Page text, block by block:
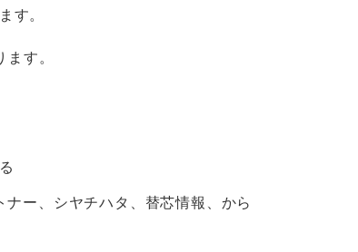
す。
す。
ー、シヤチハタ、替芯情報、から